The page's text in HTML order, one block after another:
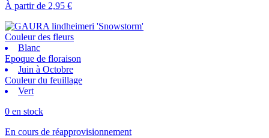
À partir de 2,95 €
Couleur des fleurs
Blanc
Epoque de floraison
Juin à Octobre
Couleur du feuillage
Vert
0 en stock
En cours de réapprovisionnement